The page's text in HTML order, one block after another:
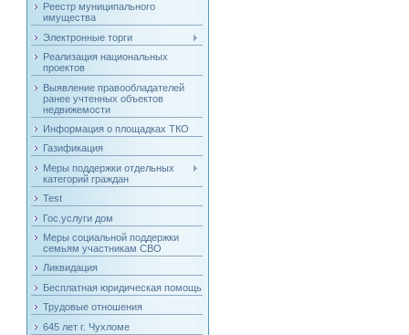
Реестр муниципального
имущества
Электронные торги
Реализация национальных
проектов
Выявление правообладателей
ранее учтенных объектов
недвижемости
Информация о площадках ТКО
Газификация
Меры поддержки отдельных
категорий граждан
Test
Гос.услуги дом
Меры социальной поддержки
семьям участникам СВО
Ликвидация
Бесплатная юридическая помощь
Трудовые отношения
645 лет г. Чухломе